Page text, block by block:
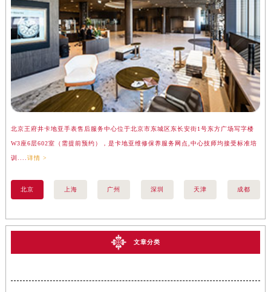
北京王府井卡地亚手表售后服务中心位于北京市东城区东长安街1号东方广场写字楼
W3座6层602室（需提前预约），是卡地亚维修保养服务网点,中心技师均接受标准培
训.... 详情 >
北京 上海 广州 深圳 天津 成都
文章分类